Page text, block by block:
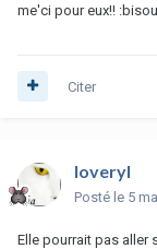
me'ci pour eux!!
Citer
loveryl
Posté le 5
Elle pourrait pas aller